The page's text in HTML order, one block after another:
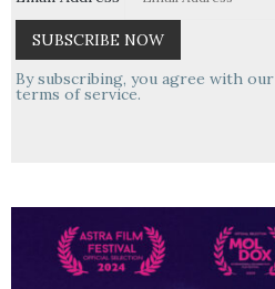
By subscribing, you agree with our
terms of service.